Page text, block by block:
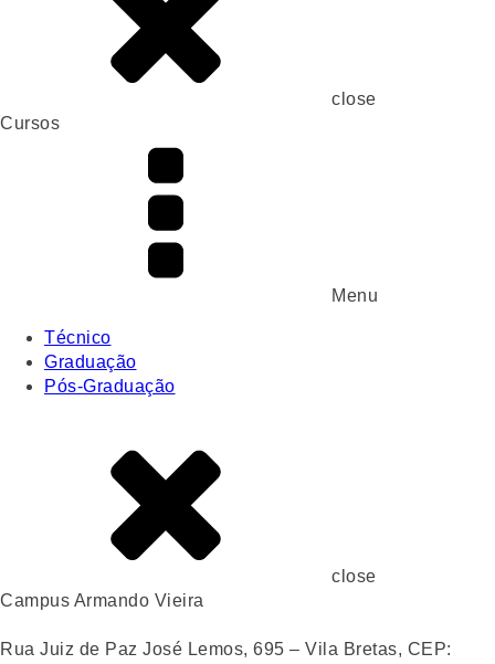
close
Cursos
Menu
Técnico
Graduação
Pós-Graduação
close
Campus Armando Vieira
Rua Juiz de Paz José Lemos, 695 – Vila Bretas, CEP: